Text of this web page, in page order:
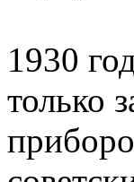
1930
только